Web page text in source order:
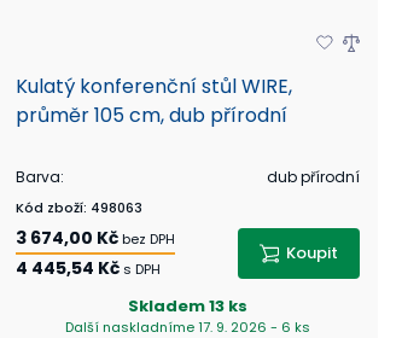
Kulatý konferenční stůl WIRE,
průměr 105 cm, dub přírodní
Barva: dub přírodní
Kód zboží: 498063
3 674,00 Kč bez DPH
4 445,54 Kč s DPH
Koupit
Skladem13 ks
Další naskladníme 17. 9. 2026 - 6 ks